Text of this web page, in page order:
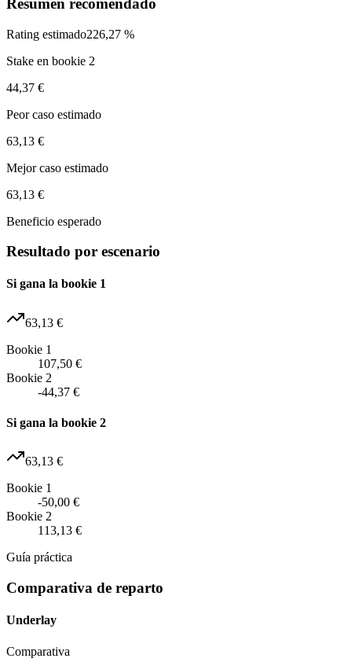
Resumen recomendado
Rating estimado226,27 %
Stake en bookie 2
44,37 €
Peor caso estimado
63,13 €
Mejor caso estimado
63,13 €
Beneficio esperado
Resultado por escenario
Si gana la bookie 1
63,13 €
Bookie 1
107,50 €
Bookie 2
-44,37 €
Si gana la bookie 2
63,13 €
Bookie 1
-50,00 €
Bookie 2
113,13 €
Guía práctica
Comparativa de reparto
Underlay
Comparativa